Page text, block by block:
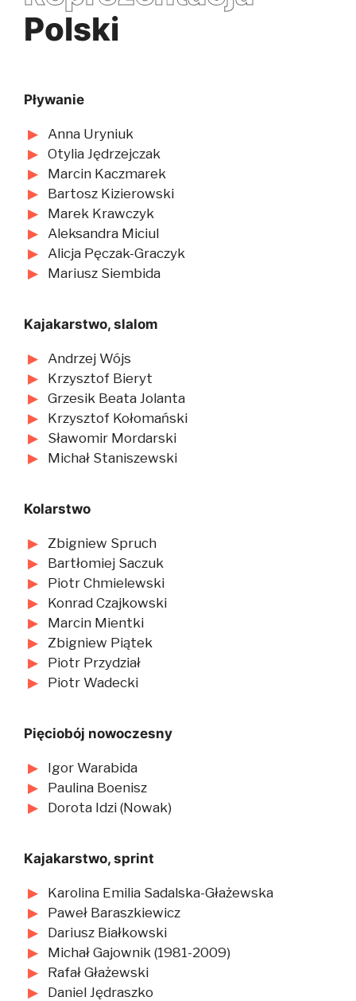
Polski
Pływanie
Anna Uryniuk
Otylia Jędrzejczak
Marcin Kaczmarek
Bartosz Kizierowski
Marek Krawczyk
Aleksandra Miciul
Alicja Pęczak-Graczyk
Mariusz Siembida
Kajakarstwo, slalom
Andrzej Wójs
Krzysztof Bieryt
Grzesik Beata Jolanta
Krzysztof Kołomański
Sławomir Mordarski
Michał Staniszewski
Kolarstwo
Zbigniew Spruch
Bartłomiej Saczuk
Piotr Chmielewski
Konrad Czajkowski
Marcin Mientki
Zbigniew Piątek
Piotr Przydział
Piotr Wadecki
Pięciobój nowoczesny
Igor Warabida
Paulina Boenisz
Dorota Idzi (Nowak)
Kajakarstwo, sprint
Karolina Emilia Sadalska-Głażewska
Paweł Baraszkiewicz
Dariusz Białkowski
Michał Gajownik (1981-2009)
Rafał Głażewski
Daniel Jędraszko